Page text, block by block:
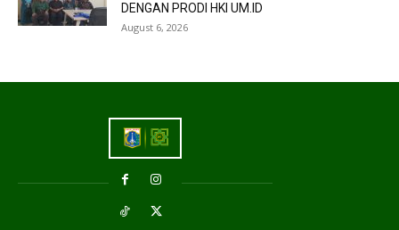
DENGAN PRODI HKI UM.ID
August 6, 2026